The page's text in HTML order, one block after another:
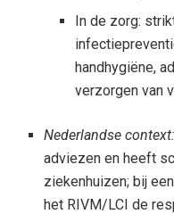
In de zorg:
handhygiëne,
verzorgen van
Nederlandse context:
adviezen en heeft
ziekenhuizen; bij
het RIVM/LCI de